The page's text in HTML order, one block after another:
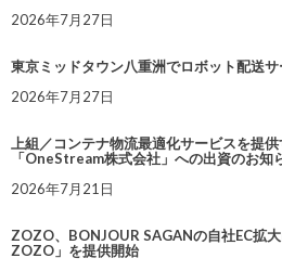
2026年7月27日
東京ミッドタウン八重洲でロボット配送
2026年7月27日
上組／コンテナ物流最適化サービスを提
「OneStream株式会社」への出資のお知
2026年7月21日
ZOZO、BONJOUR SAGANの自社EC拡
ZOZO」を提供開始